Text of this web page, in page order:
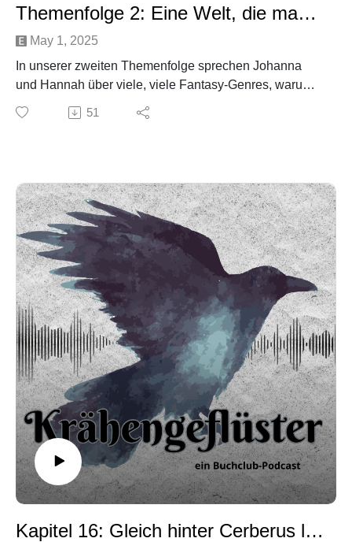
Themenfolge 2: Eine Welt, die man retten kann
May 1, 2025
In unserer zweiten Themenfolge sprechen Johanna
und Hannah über viele, viele Fantasy-Genres, warum
sie gern Fantasy lesen und welche Bücher sie geprägt
haben. Dann versuchen sie außerdem, das richtige
aufgenommen und sind deshalb im Gespräch über
eine gewisse Autorin nicht auf aktuelle Aussagen
eingegangen.
Social Media:
Email: kraehengefluester@gmail.com
Insta: @kraehengefluester_podcast
Youtube: @Kraehengefluester_Podcast
Spotify Playlist: Krähengeflüster Playlist
Music by Maksym Dudchyk from Pixabay
51
Kapitel 16: Gleich hinter Cerberus links